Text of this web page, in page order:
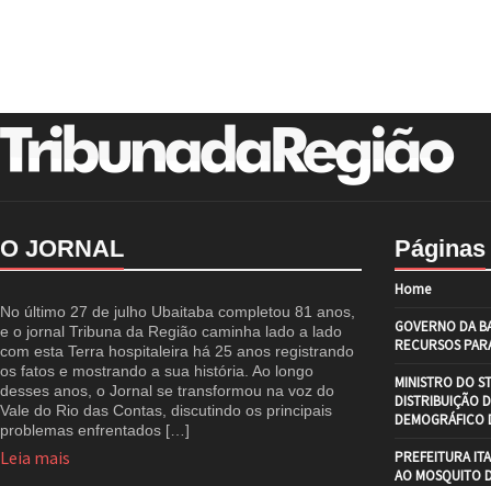
O JORNAL
No último 27 de julho Ubaitaba completou 81 anos,
e o jornal Tribuna da Região caminha lado a lado
com esta Terra hospitaleira há 25 anos registrando
os fatos e mostrando a sua história. Ao longo
desses anos, o Jornal se transformou na voz do
Vale do Rio das Contas, discutindo os principais
problemas enfrentados […]
Leia mais
Páginas
Home
GOVERNO DA
RECURSOS
MINISTRO DO
DISTRIBUIÇÃO
DEMOGRÁFICO
PREFEITURA
AO MOSQUITO